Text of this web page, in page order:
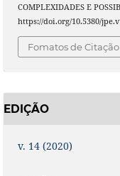
COMPLEXIDADES E
https://doi.org/10.5380/
Fomatos de Citação
EDIÇÃO
v. 14 (2020)